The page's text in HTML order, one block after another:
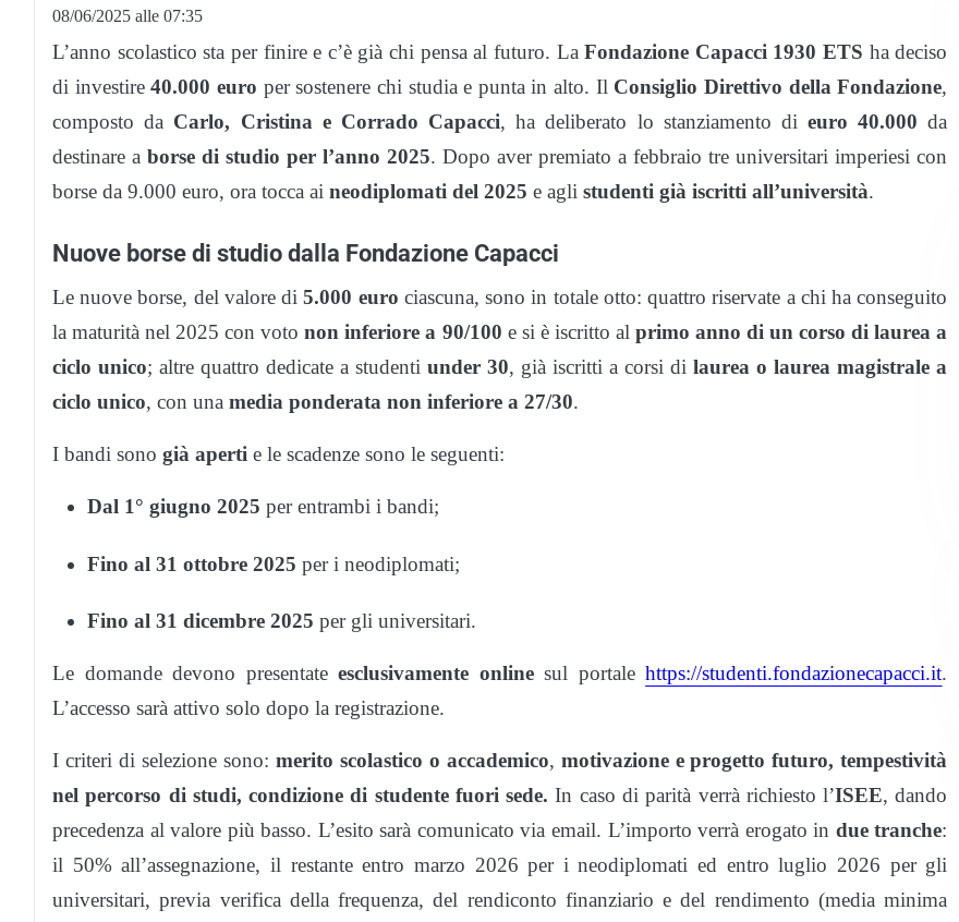
08/06/2025 alle 07:35
L’anno scolastico sta per finire e c’è già chi pensa al futuro. LaFondazione Capacci 1930 ETS ha deciso
di investire40.000 euro per sostenere chi studia e punta in alto. Il Consiglio Direttivo della Fondazione,
composto da Carlo, Cristina e Corrado Capacci, ha deliberato lo stanziamento dieuro 40.000 da
destinare aborse di studio per l’anno 2025. Dopo aver premiato a febbraio tre universitari imperiesi con
borse da 9.000 euro, ora tocca ai neodiplomati del 2025 e agli studenti già iscritti all’università.
Nuove borse di studio dalla Fondazione Capacci
Le nuove borse, del valore di5.000 euro ciascuna, sono in totale otto: quattro riservate a chi ha conseguito
la maturità nel 2025 con votonon inferiore a 90/100 e si è iscritto al primo anno di un corso di laurea a
ciclo unico; altre quattro dedicate a studentiunder 30, già iscritti a corsi dilaurea o laurea magistrale a
ciclo unico, con una media ponderata non inferiore a 27/30.
I bandi sono già aperti e le scadenze sono le seguenti:
Dal 1° giugno 2025 per entrambi i bandi;
Fino al 31 ottobre 2025 per i neodiplomati;
Fino al 31 dicembre 2025 per gli universitari.
Le domande devono presentateesclusivamente onlinesul portalehttps://studenti.fondazionecapacci.it.
L’accesso sarà attivo solo dopo la registrazione.
I criteri di selezione sono: merito scolastico o accademico, motivazione e progetto futuro, tempestività
nel percorso di studi, condizione di studente fuori sede.In caso di parità verrà richiesto l’ISEE, dando
precedenza al valore più basso. L’esito sarà comunicato via email. L’importo verrà erogato in due tranche:
il 50% all’assegnazione, il restante entro marzo 2026 per i neodiplomati ed entro luglio 2026 per gli
universitari, previa verifica della frequenza, del rendiconto finanziario e del rendimento (media minima